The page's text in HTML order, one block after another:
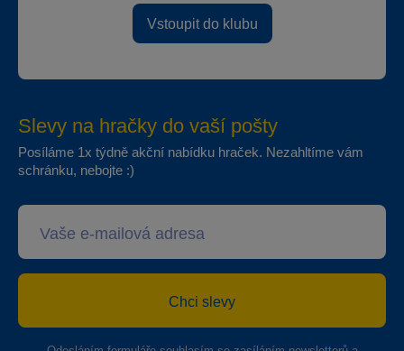
Vstoupit do klubu
Slevy na hračky do vaší pošty
Posíláme 1x týdně akční nabídku hraček. Nezahltíme vám
schránku, nebojte :)
Chci slevy